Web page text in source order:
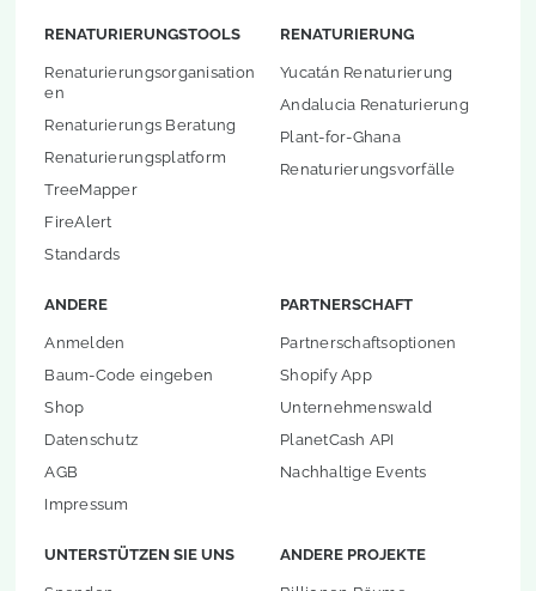
RENATURIERUNGSTOOLS
Renaturierungsorganisation
en
Renaturierungs Beratung
Renaturierungsplatform
TreeMapper
FireAlert
Standards
RENATURIERUNG
Yucatán Renaturierung
Andalucia Renaturierung
Plant-for-Ghana
Renaturierungsvorfälle
ANDERE
Anmelden
Baum-Code eingeben
Shop
Datenschutz
AGB
Impressum
PARTNERSCHAFT
Partnerschaftsoptionen
Shopify App
Unternehmenswald
PlanetCash API
Nachhaltige Events
UNTERSTÜTZEN SIE UNS ANDERE PROJEKTE